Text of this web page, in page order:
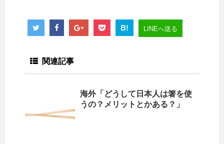
B! LINEへ送る
関連記事
海外「どうして日本人は箸を使
うの？メリットとかある？」